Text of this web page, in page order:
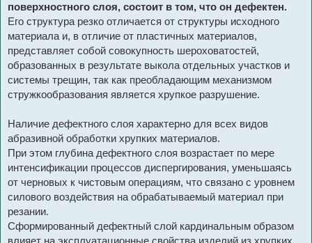
поверхностного слоя, состоит в том, что он дефектен.
Его структура резко отличается от структуры исходного
материала и, в отличие от пластичных материалов,
представляет собой совокупность шероховатостей,
образованных в результате выкола отдельных участков и
системы трещин, так как преобладающим механизмом
стружкообразования является хрупкое разрушение.
Наличие дефектного слоя характерно для всех видов
абразивной обработки хрупких материалов.
При этом глубина дефектного слоя возрастает по мере
интенсификации процессов диспергирования, уменьшаясь
от черновых к чистовым операциям, что связано с уровнем
силового воздействия на обрабатываемый материал при
резании.
Сформированный дефектный слой кардинальным образом
влияет на эксплуатационные свойства изделий из хрупких